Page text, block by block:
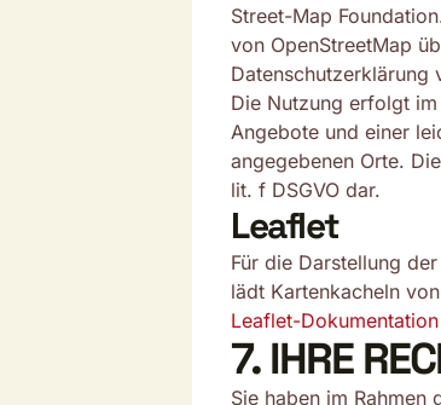
Street-Map
von OpenStreetMap
Datenschutzerklärung
Die Nutzung erfolgt
Angebote und einer
angegebenen Orte.
lit. f DSGVO dar.
Leaflet
Für die Darstellung
lädt Kartenkacheln
Leaflet-Dokumentation
7. IHRE
Sie haben im Rahmen